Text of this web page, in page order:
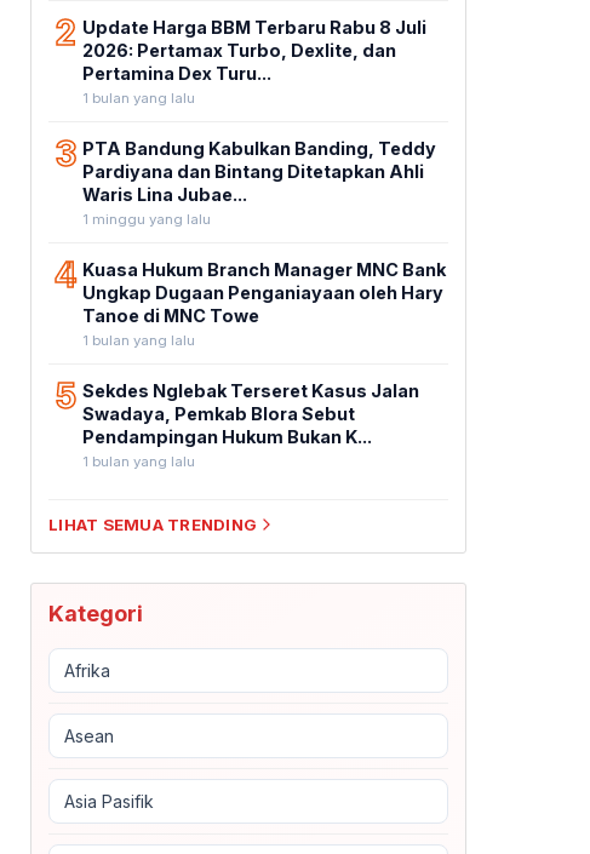
2 Update Harga BBM Terbaru Rabu 8 Juli
2026: Pertamax Turbo, Dexlite, dan
Pertamina Dex Turu...
1 bulan yang lalu
3 PTA Bandung Kabulkan Banding, Teddy
Pardiyana dan Bintang Ditetapkan Ahli
Waris Lina Jubae...
1 minggu yang lalu
4 Kuasa Hukum Branch Manager MNC Bank
Ungkap Dugaan Penganiayaan oleh Hary
Tanoe di MNC Towe
1 bulan yang lalu
5 Sekdes Nglebak Terseret Kasus Jalan
Swadaya, Pemkab Blora Sebut
Pendampingan Hukum Bukan K...
1 bulan yang lalu
LIHAT SEMUA TRENDING
Kategori
Afrika
Asean
Asia Pasifik